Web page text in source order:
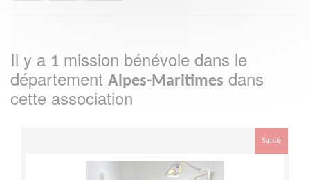
Il y a 1 mission bénévole dans le
département Alpes-Maritimes dans
cette association
Santé